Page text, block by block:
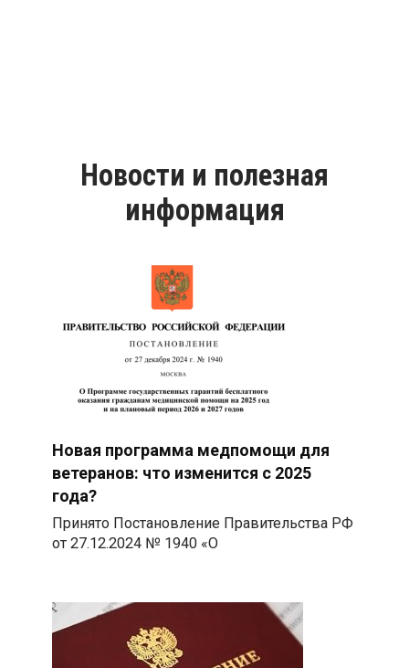
Новости и полезная
информация
Новая программа медпомощи для
ветеранов: что изменится с 2025
года?
Принято Постановление Правительства РФ
от 27.12.2024 № 1940 «О